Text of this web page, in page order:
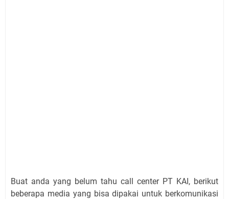
Buat anda yang belum tahu call center PT KAI, berikut
beberapa media yang bisa dipakai untuk berkomunikasi